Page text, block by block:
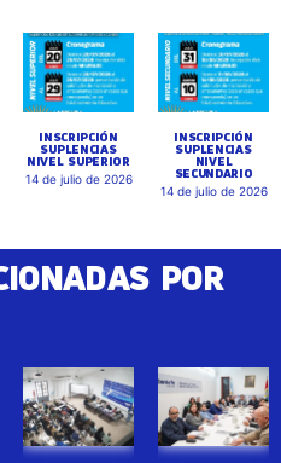
INSCRIPCIÓN
SUPLENCIAS
NIVEL SUPERIOR
14 de julio de 2026
INSCRIPCIÓN
SUPLENCIAS
NIVEL
SECUNDARIO
14 de julio de 2026
POR